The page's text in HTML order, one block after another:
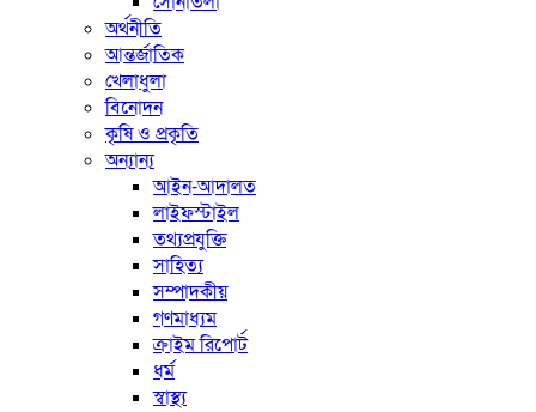
অর্থনীতি
আন্তর্জাতিক
খেলাধুলা
বিনোদন
কৃষি ও প্রকৃতি
অন্যান্য
আইন-আদালত
লাইফস্টাইল
তথ্যপ্রযুক্তি
সাহিত্য
সম্পাদকীয়
গণমাধ্যম
ক্রাইম রিপোর্ট
ধর্ম
স্বাস্থ্য